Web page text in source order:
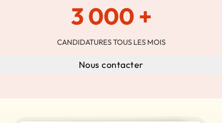
3 000 +
CANDIDATURES TOUS LES MOIS
Nous contacter